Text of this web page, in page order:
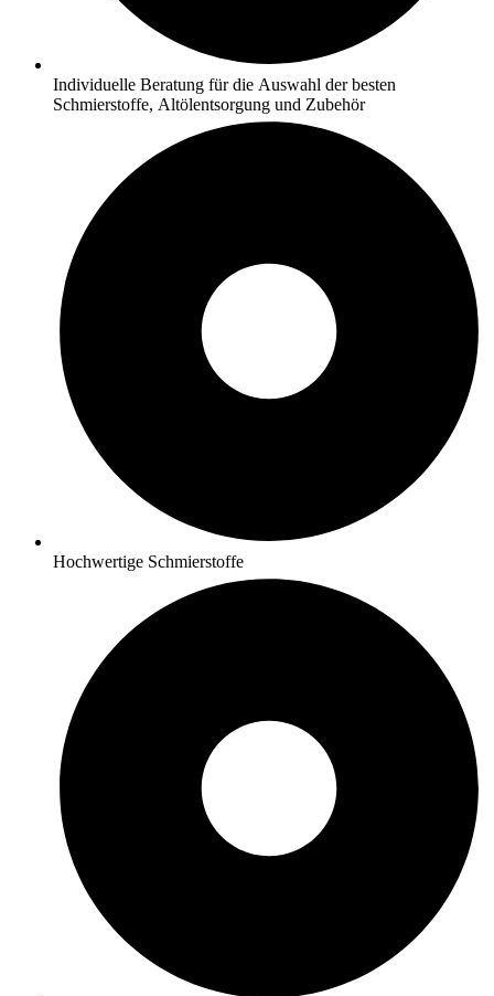
Individuelle Beratung für die Auswahl der besten
Schmierstoffe, Altölentsorgung und Zubehör
Hochwertige Schmierstoffe